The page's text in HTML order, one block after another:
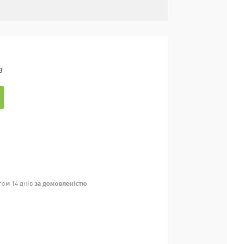
14 днів за домовленістю